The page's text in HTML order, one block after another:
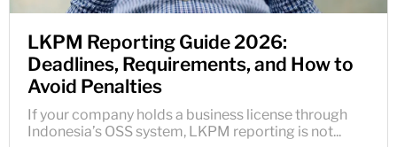
LKPM Reporting Guide 2026:
Deadlines, Requirements, and How to
Avoid Penalties
If your company holds a business license through
Indonesia’s OSS system, LKPM reporting is not...